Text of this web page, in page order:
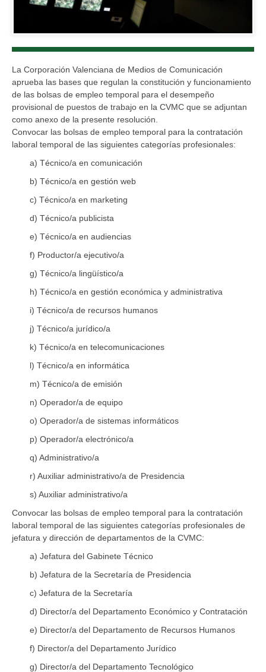
La Corporación Valenciana de Medios de Comunicación
aprueba las bases que regulan la constitución y funcionamiento
de las bolsas de empleo temporal para el desempeño
provisional de puestos de trabajo en la CVMC que se adjuntan
como anexo de la presente resolución.
Convocar las bolsas de empleo temporal para la contratación
laboral temporal de las siguientes categorías profesionales:
a) Técnico/a en comunicación
b) Técnico/a en gestión web
c) Técnico/a en marketing
d) Técnico/a publicista
e) Técnico/a en audiencias
f) Productor/a ejecutivo/a
g) Técnico/a lingüístico/a
h) Técnico/a en gestión económica y administrativa
i) Técnico/a de recursos humanos
j) Técnico/a jurídico/a
k) Técnico/a en telecomunicaciones
l) Técnico/a en informática
m) Técnico/a de emisión
n) Operador/a de equipo
o) Operador/a de sistemas informáticos
p) Operador/a electrónico/a
q) Administrativo/a
r) Auxiliar administrativo/a de Presidencia
s) Auxiliar administrativo/a
Convocar las bolsas de empleo temporal para la contratación
laboral temporal de las siguientes categorías profesionales de
jefatura y dirección de departamentos de la CVMC:
a) Jefatura del Gabinete Técnico
b) Jefatura de la Secretaría de Presidencia
c) Jefatura de la Secretaría
d) Director/a del Departamento Económico y Contratación
e) Director/a del Departamento de Recursos Humanos
f) Director/a del Departamento Jurídico
g) Director/a del Departamento Tecnológico